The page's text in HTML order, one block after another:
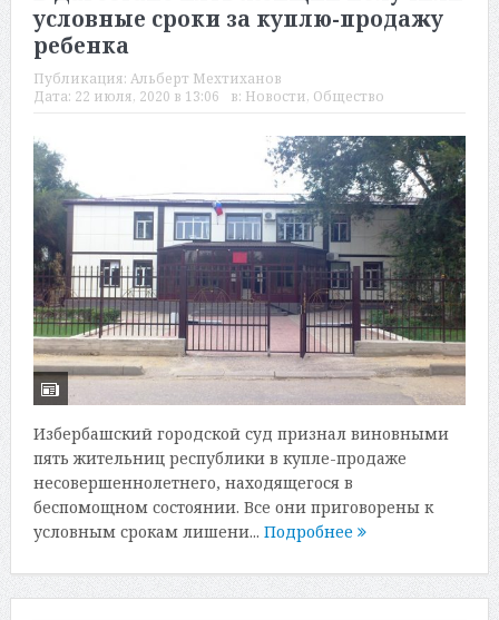
условные сроки за куплю-продажу
ребенка
Публикация: Альберт Мехтиханов
Дата: 22 июля, 2020 в 13:06 в: Новости, Общество
Избербашский городской суд признал виновными
пять жительниц республики в купле-продаже
несовершеннолетнего, находящегося в
беспомощном состоянии. Все они приговорены к
условным срокам лишени... Подробнее